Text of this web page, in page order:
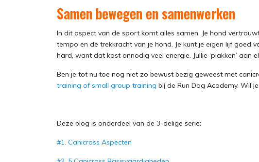
Samen bewegen en samenwerken
In dit aspect van de sport komt alles samen. Je hond
tempo en de trekkracht van je hond. Je kunt je eigen lijf goed
hard, want dat kost onnodig veel energie. Jullie ‘plakken’ aan
Ben je tot nu toe nog niet zo bewust bezig geweest met
training of small group training bij de Run Dog Academy. Wil
Deze blog is onderdeel van de 3-delige serie:
#1. Canicross Aspecten